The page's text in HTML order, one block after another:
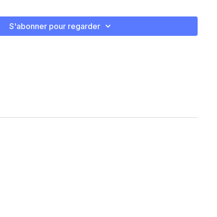
S'abonner pour regarder